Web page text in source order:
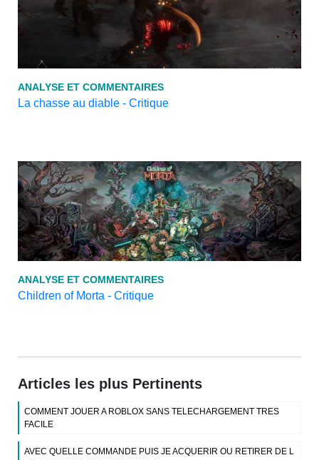
ANALYSE ET COMMENTAIRES
La chasse au diable - Critique
ANALYSE ET COMMENTAIRES
Children of Morta - Critique
Articles les plus Pertinents
COMMENT JOUER A ROBLOX SANS TELECHARGEMENT TRES
FACILE
AVEC QUELLE COMMANDE PUIS JE ACQUERIR OU RETIRER DE L